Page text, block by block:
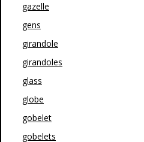
gazelle
gens
girandole
girandoles
glass
globe
gobelet
gobelets